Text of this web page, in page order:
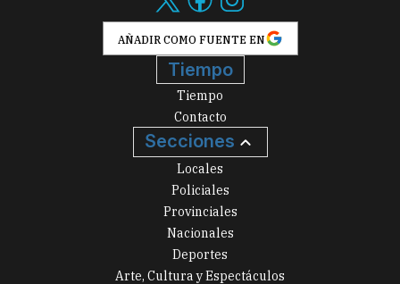
AÑADIR COMO FUENTE EN
Tiempo
Tiempo
Contacto
Secciones
Locales
Policiales
Provinciales
Nacionales
Deportes
Arte, Cultura y Espectáculos